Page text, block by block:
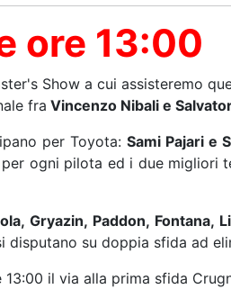
ore 13:00
Show a cui assisteremo
fra Vincenzo Nibali e
per Toyota: Sami Pajari e
ogni pilota ed i due migliori
Gryazin, Paddon, Fontana,
disputano su doppia sfida ad
il via alla prima sfida